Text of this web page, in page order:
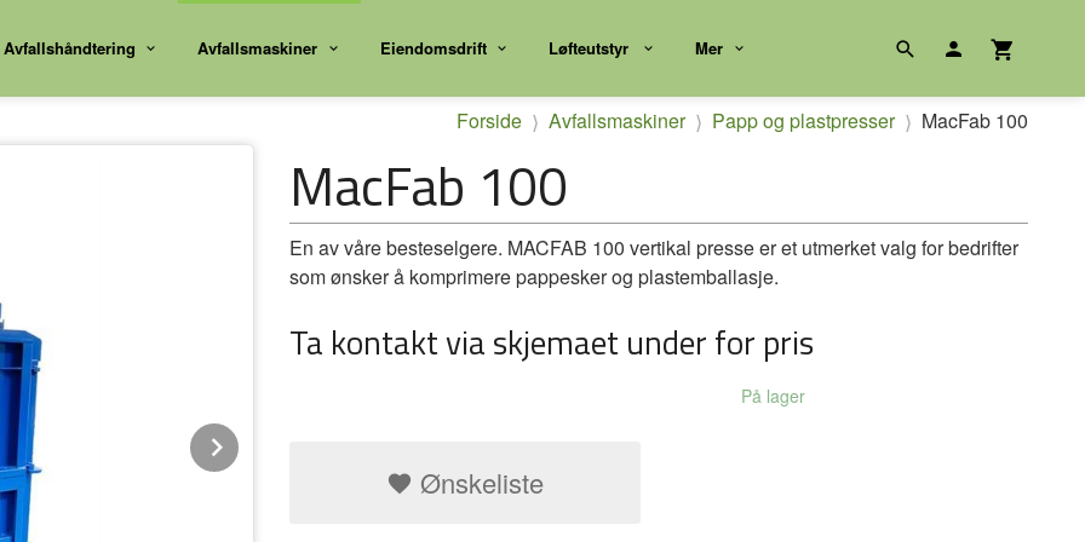
Avfallshåndtering Avfallsmaskiner Eiendomsdrift Løfteutstyr Mer
Forside Avfallsmaskiner Papp og plastpresser MacFab 100
MacFab 100
En av våre besteselgere. MACFAB 100 vertikal presse er et utmerket valg for bedrifter
som ønsker å komprimere pappesker og plastemballasje.
Ta kontakt via skjemaet under for pris
På lager
Ønskeliste